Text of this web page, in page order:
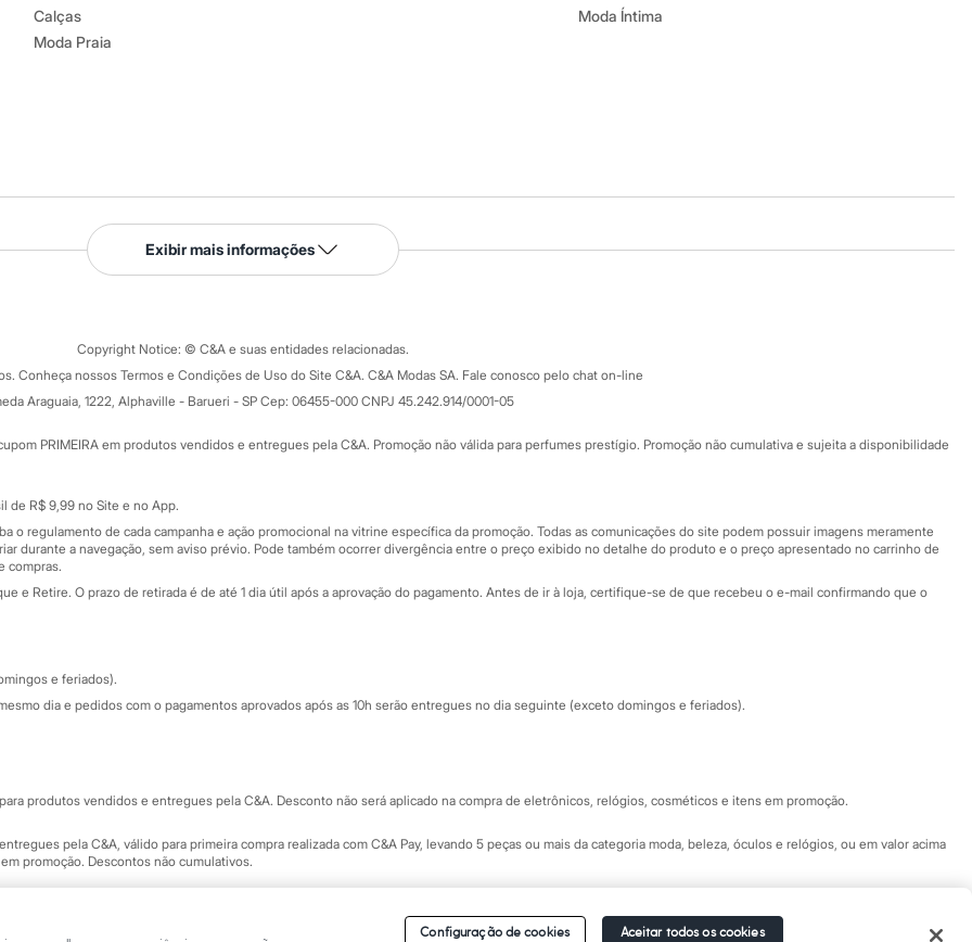
Calças
Moda Praia
Moda Íntima
Serviços
Tipos de serviços
Formas de pagamento
Todas as vantagens
Minha C&A
Cupons de desconto
Atendimento
Fale conosco
Central de ética
Eventos
Exibir mais informações
Copyright Notice: © C&A e suas entidades relacionadas.
Conheça nossos Termos e Condições de Uso do Site C&A. C&A Modas SA. Fale conosco pelo chat on-line
Araguaia, 1222, Alphaville - Barueri - SP Cep: 06455-000 CNPJ 45.242.914/0001-05
PRIMEIRA em produtos vendidos e entregues pela C&A. Promoção não válida para perfumes prestígio. Promoção não cumulativa e sujeita a disponibilidade
de R$ 9,99 no Site e no App.
o regulamento de cada campanha e ação promocional na vitrine específica da promoção. Todas as comunicações do site podem possuir imagens meramente
durante a navegação, sem aviso prévio. Pode também ocorrer divergência entre o preço exibido no detalhe do produto e o preço apresentado no carrinho de
compras.
e Retire. O prazo de retirada é de até 1 dia útil após a aprovação do pagamento. Antes de ir à loja, certifique-se de que recebeu o e-mail confirmando que o
e feriados).
dia e pedidos com o pagamentos aprovados após as 10h serão entregues no dia seguinte (exceto domingos e feriados).
produtos vendidos e entregues pela C&A. Desconto não será aplicado na compra de eletrônicos, relógios, cosméticos e itens em promoção.
pela C&A, válido para primeira compra realizada com C&A Pay, levando 5 peças ou mais da categoria moda, beleza, óculos e relógios, ou em valor acima
promoção. Descontos não cumulativos.
Configuração de cookies Aceitar todos os cookies